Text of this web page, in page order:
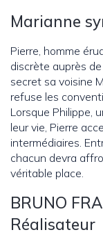
Marianne
Pierre, homme
discrète auprès
secret sa voisine
refuse les
Lorsque Philippe,
leur vie, Pierre
intermédiaires.
chacun devra
véritable place.
BRUNO
Réalisateur